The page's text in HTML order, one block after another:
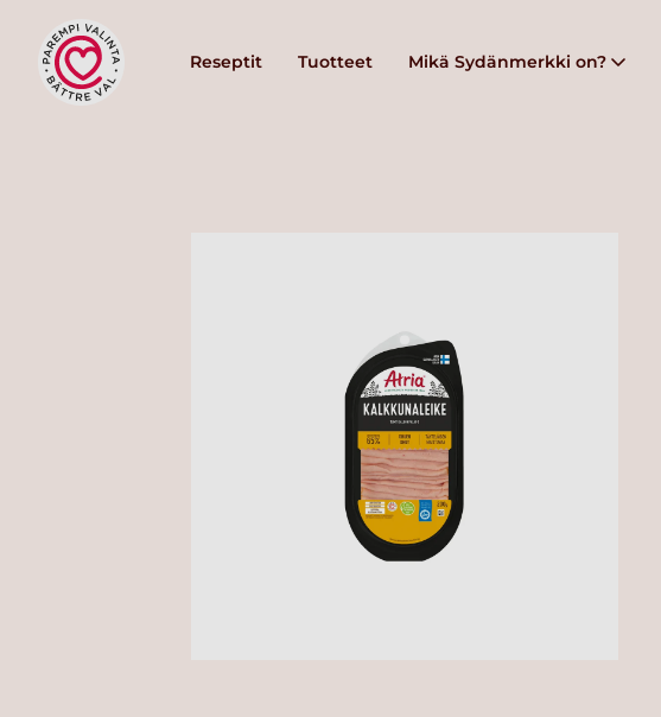
Reseptit Tuotteet Mikä Sydänmerkki on?